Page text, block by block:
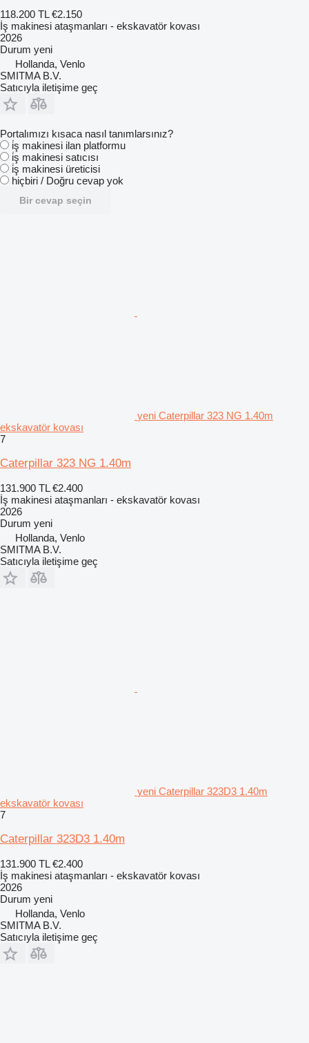
118.200 TL €2.150
İş makinesi ataşmanları - ekskavatör kovası
2026
Durum yeni
Hollanda, Venlo
SMITMA B.V.
Satıcıyla iletişime geç
Portalımızı kısaca nasıl tanımlarsınız?
i̇ş makinesi ilan platformu
i̇ş makinesi satıcısı
i̇ş makinesi üreticisi
hiçbiri / Doğru cevap yok
Bir cevap seçin
yeni Caterpillar 323 NG 1.40m
ekskavatör kovası
7
Caterpillar 323 NG 1.40m
131.900 TL €2.400
İş makinesi ataşmanları - ekskavatör kovası
2026
Durum yeni
Hollanda, Venlo
SMITMA B.V.
Satıcıyla iletişime geç
yeni Caterpillar 323D3 1.40m
ekskavatör kovası
7
Caterpillar 323D3 1.40m
131.900 TL €2.400
İş makinesi ataşmanları - ekskavatör kovası
2026
Durum yeni
Hollanda, Venlo
SMITMA B.V.
Satıcıyla iletişime geç